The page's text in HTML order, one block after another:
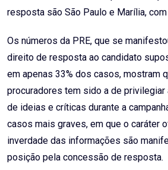
resposta são São Paulo e Marília,
Os números da PRE, que se
direito de resposta ao candidato
em apenas 33% dos casos, mostram
procuradores tem sido a de
de ideias e críticas durante a
casos mais graves, em que o caráter
inverdade das informações são
posição pela concessão de resposta.